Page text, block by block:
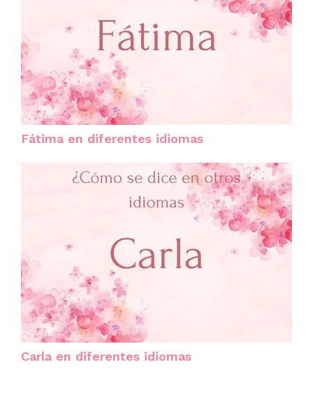
Fátima en diferentes idiomas
Carla en diferentes idiomas